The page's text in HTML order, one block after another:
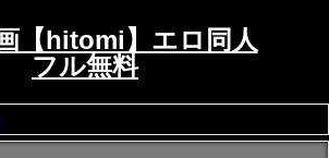
【hitomi】エロ同人
フル無料